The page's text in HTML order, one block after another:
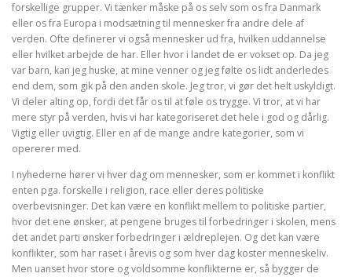
forskellige grupper. Vi tænker måske på os selv som os fra Danmark
eller os fra Europa i modsætning til mennesker fra andre dele af
verden. Ofte definerer vi også mennesker ud fra, hvilken uddannelse
eller hvilket arbejde de har. Eller hvor i landet de er vokset op. Da jeg
var barn, kan jeg huske, at mine venner og jeg følte os lidt anderledes
end dem, som gik på den anden skole. Jeg tror, vi gør det helt uskyldigt.
Vi deler alting op, fordi det får os til at føle os trygge. Vi tror, at vi har
mere styr på verden, hvis vi har kategoriseret det hele i god og dårlig.
Vigtig eller uvigtig. Eller en af de mange andre kategorier, som vi
opererer med.
I nyhederne hører vi hver dag om mennesker, som er kommet i konflikt
enten pga. forskelle i religion, race eller deres politiske
overbevisninger. Det kan være en konflikt mellem to politiske partier,
hvor det ene ønsker, at pengene bruges til forbedringer i skolen, mens
det andet parti ønsker forbedringer i ældreplejen. Og det kan være
konflikter, som har raset i årevis og som hver dag koster menneskeliv.
Men uanset hvor store og voldsomme konflikterne er, så bygger de